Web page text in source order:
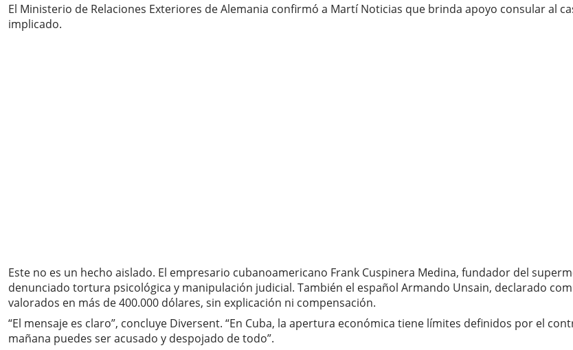
El Ministerio de Relaciones Exteriores de Alemania confirmó a Martí Noticias que brinda apoyo consular al
implicado.
Este no es un hecho aislado. El empresario cubanoamericano Frank Cuspinera Medina, fundador del
denunciado tortura psicológica y manipulación judicial. También el español Armando Unsain, declarado
valorados en más de 400.000 dólares, sin explicación ni compensación.
“El mensaje es claro”, concluye Diversent. “En Cuba, la apertura económica tiene límites definidos por el
mañana puedes ser acusado y despojado de todo”.